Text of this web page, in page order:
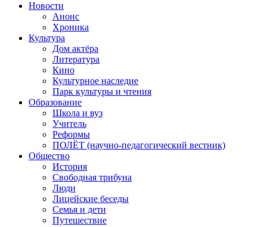
Новости
Анонс
Хроника
Культура
Дом актёра
Литература
Кино
Культурное наследие
Парк культуры и чтения
Образование
Школа и вуз
Учитель
Реформы
ПОЛЁТ (научно-педагогический вестник)
Общество
История
Свободная трибуна
Люди
Лицейские беседы
Семья и дети
Путешествие